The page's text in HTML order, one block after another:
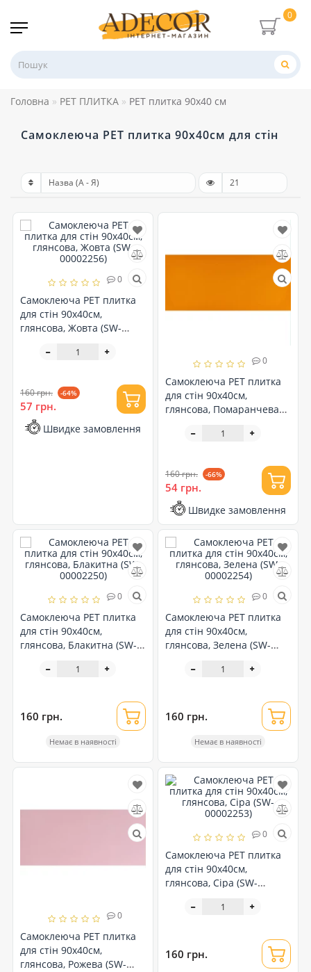
0
Головна PET ПЛИТКА PET плитка 90х40 см
Самоклеюча PET плитка 90х40см для стін
0
Самоклеюча PET плитка
для стін 90х40см,
глянсова, Жовта (SW-
160 грн. -64%
57 грн.
Швидке замовлення
0
Самоклеюча PET плитка
для стін 90х40см,
глянсова, Помаранчева
160 грн. -66%
54 грн.
Швидке замовлення
0
Самоклеюча PET плитка
для стін 90х40см,
глянсова, Блакитна (SW-
160 грн.
Немає в наявності
0
Самоклеюча PET плитка
для стін 90х40см,
глянсова, Зелена (SW-
160 грн.
Немає в наявності
0
Самоклеюча PET плитка
для стін 90х40см,
глянсова, Рожева (SW-
0
Самоклеюча PET плитка
для стін 90х40см,
глянсова, Сіра (SW-
160 грн.